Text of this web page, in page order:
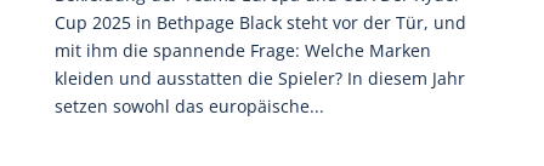
Cup 2025 in Bethpage Black steht vor der Tür, und
mit ihm die spannende Frage: Welche Marken
kleiden und ausstatten die Spieler? In diesem Jahr
setzen sowohl das europäische...